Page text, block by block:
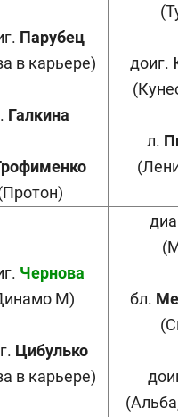
Парубец
в карьере)
Галкина
доиг.
л.
Чернова
М)
Цибулько
в карьере)
бл.